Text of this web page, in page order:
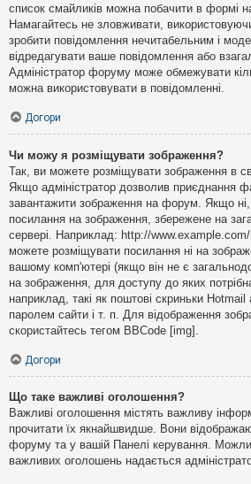
список смайликів можна побачити в формі
Намагайтесь не зловживати,
зробити повідомлення нечитабельним і
відредагувати ваше повідомлення або
Адміністратор форуму може обмежувати
можна використовувати в повідомленні.
Догори
Чи можу я розміщувати зображення?
Так, ви можете розміщувати зображення в
Якщо адміністратор дозволив приєднання
завантажити зображення на форум. Якщо ні,
посилання на зображення, збережене на
сервері. Наприклад: http://
можете розміщувати посилання ні на
вашому комп'ютері (якщо він не є
на зображення, для доступу до яких
наприклад, такі як поштові скриньки
паролем сайти і т. п. Для відображення
скористайтесь тегом BBCode [img].
Догори
Що таке важливі оголошення?
Важливі оголошення містять важливу
прочитати їх якнайшвидше. Вони
форуму та у вашій Панелі керування.
важливих оголошень надається